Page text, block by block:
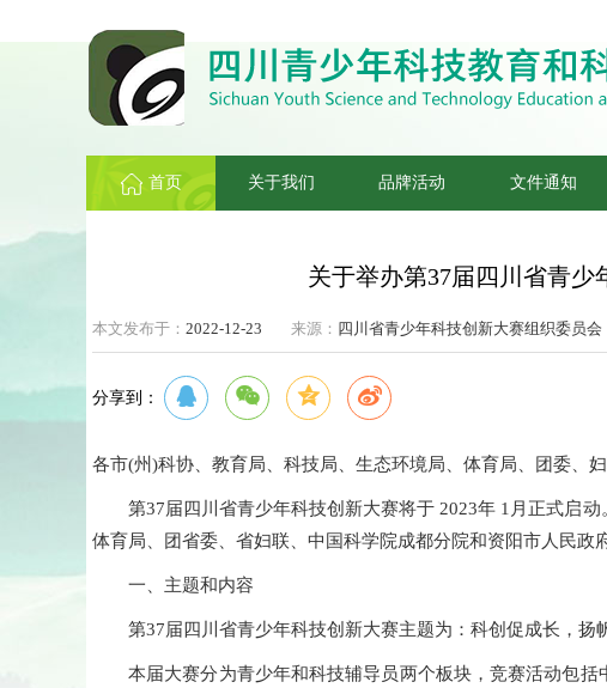
首页 关于我们 品牌活动 文件通知
关于举办第37届四川省青少
本文发布于： 2022-12-23 来源： 四川省青少年科技创新大赛组织委员会
分享到：
各市(州)科协、教育局、科技局、生态环境局、体育局、团委、妇
第37届四川省青少年科技创新大赛将于 2023年 1月正式启
体育局、团省委、省妇联、中国科学院成都分院和资阳市人民政
一、主题和内容
第37届四川省青少年科技创新大赛主题为：科创促成长，扬
本届大赛分为青少年和科技辅导员两个板块，竞赛活动包